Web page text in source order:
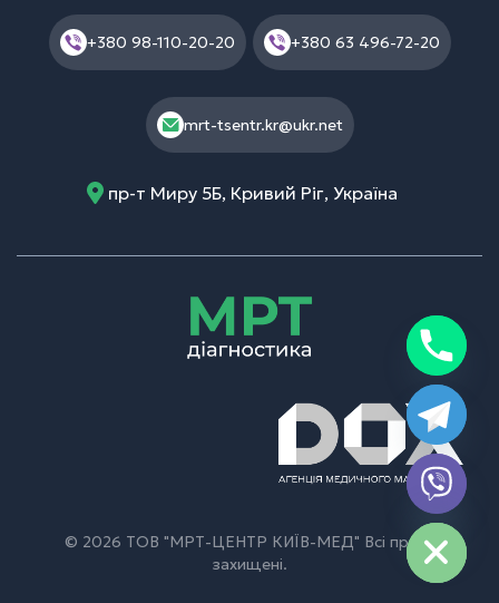
+380 98-110-20-20 +380 63 496-72-20
mrt-tsentr.kr@ukr.net
пр-т Миру 5Б, Кривий Ріг, Україна
© 2026 ТОВ "МРТ-ЦЕНТР КИЇВ-МЕД" Всі права
захищені.
Hide
chaty